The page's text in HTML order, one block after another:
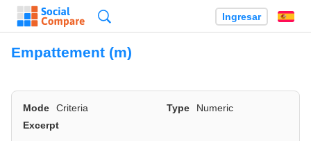
Ingresar
Empattement (m)
Mode Criteria Type
Numeric
Excerpt